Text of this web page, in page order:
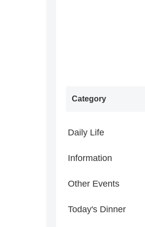
Category
Daily Life
Information
Other Events
Today's Dinner